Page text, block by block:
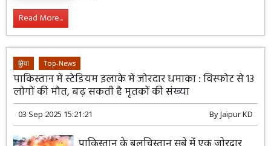
Read More...
दुनिया Top-News
पाकिस्तान में स्टेडियम इलाके में जोरदार धमाका : विस्फोट से 13
लोगों की मौत, बढ़ सकती है मृतकों की संख्या
03 Sep 2025 15:21:21 ByJaipur KD
पाकिस्तान के बलूचिस्तान सूबे में एक जोरदार